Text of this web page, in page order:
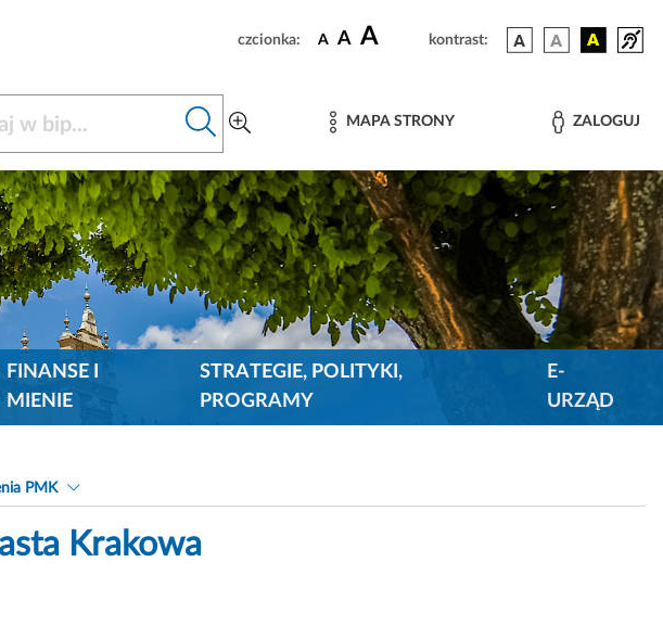
czcionka: A A A kontrast:
MAPA STRONY ZALOGUJ
FINANSE I
MIENIE
STRATEGIE, POLITYKI,
PROGRAMY
E-
URZĄD
PMK
Krakowa